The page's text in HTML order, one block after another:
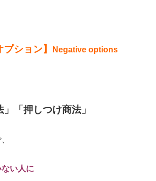
プション】 Negative options
」「押しつけ商法」
い人に